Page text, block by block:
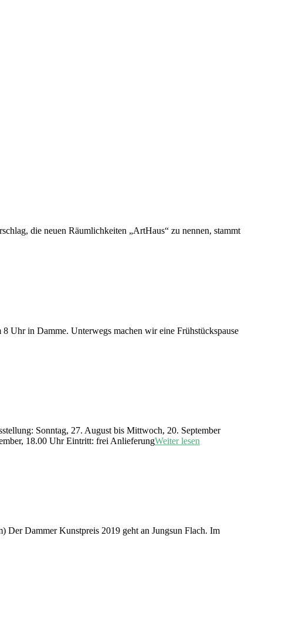
die neuen Räumlichkeiten „ArtHaus“ zu nennen, stammt
Uhr in Damme. Unterwegs machen wir eine Frühstückspause
Sonntag, 27. August bis Mittwoch, 20. September
18.00 Uhr Eintritt: frei AnlieferungWeiter lesen
Dammer Kunstpreis 2019 geht an Jungsun Flach. Im